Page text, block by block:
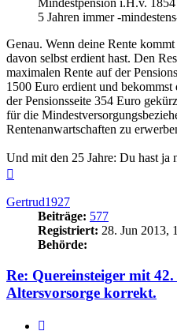
Mindestpension i.H.v.
5 Jahren immer -
Genau. Wenn deine Rente
davon selbst erdient hast. Den
maximalen Rente auf der
1500 Euro erdient und
der Pensionsseite 354 Euro
für die
Rentenanwartschaften zu
Und mit den 25 Jahre: Du hast ja
Gertrud1927
Beiträge: 577
Registriert: 28. Jun 2013,
Behörde:
Re: Quereinsteiger mit
Altersvorsorge korrekt.